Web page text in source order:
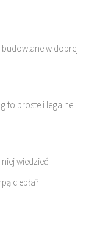
budowlane w dobrej
to proste i legalne
wiedzieć
ciepła?